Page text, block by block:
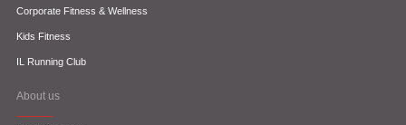
Corporate Fitness & Wellness
Kids Fitness
IL Running Club
About us